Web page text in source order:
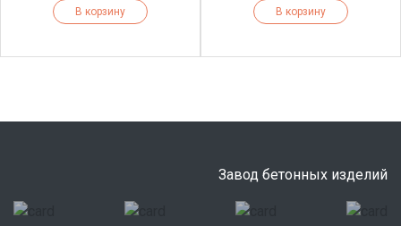
В корзину В корзину
Завод бетонных изделий